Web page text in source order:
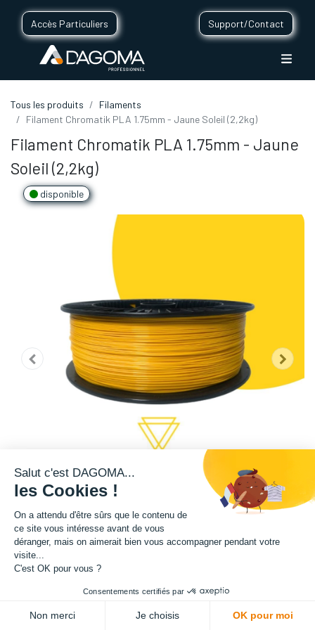
Accès Particuliers Support/Contact
Tous les produits
Filaments
Filament Chromatik PLA 1.75mm - Jaune Soleil (2,2kg)
Filament Chromatik PLA 1.75mm - Jaune
Soleil (2,2kg)
disponible
Cette bobine de teinte jaune est disponible en format 2,2 kg et en format
750g.
Matière : PLA
Salut c'est DAGOMA...
les Cookies !
On a attendu d'être sûrs que le contenu de
ce site vous intéresse avant de vous
déranger, mais on aimerait bien vous accompagner pendant votre
visite...
C'est OK pour vous ?
Consentements certifiés par
Non merci Je choisis OK pour moi